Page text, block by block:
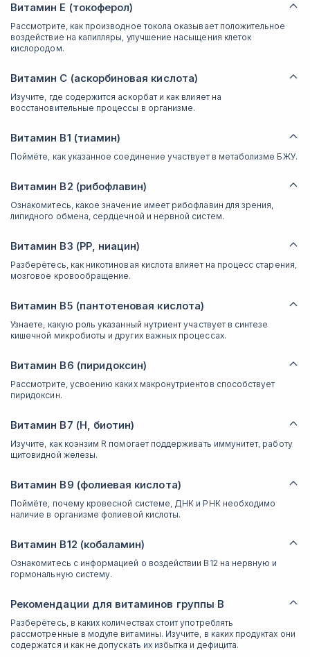
Витамин Е (токоферол)
Рассмотрите, как производное токола оказывает положительное
воздействие на капилляры, улучшение насыщения клеток
кислородом.
Витамин С (аскорбиновая кислота)
Изучите, где содержится аскорбат и как влияет на
восстановительные процессы в организме.
Витамин В1 (тиамин)
Поймёте, как указанное соединение участвует в метаболизме БЖУ.
Витамин В2 (рибофлавин)
Ознакомитесь, какое значение имеет рибофлавин для зрения,
липидного обмена, сердцечной и нервной систем.
Витамин В3 (РР, ниацин)
Разберётесь, как никотиновая кислота влияет на процесс старения,
мозговое кровообращение.
Витамин В5 (пантотеновая кислота)
Узнаете, какую роль указанный нутриент участвует в синтезе
кишечной микробиоты и других важных процессах.
Витамин В6 (пиридоксин)
Рассмотрите, усвоению каких макронутриентов способствует
пиридоксин.
Витамин В7 (Н, биотин)
Изучите, как коэнзим R помогает поддерживать иммунитет, работу
щитовидной железы.
Витамин В9 (фолиевая кислота)
Поймёте, почему кровесной системе, ДНК и РНК необходимо
наличие в организме фолиевой кислоты.
Витамин В12 (кобаламин)
Ознакомитесь с информацией о воздействии В12 на нервную и
гормональную систему.
Рекомендации для витаминов группы В
Разберётесь, в каких количествах стоит употреблять
рассмотренные в модуле витамины. Изучите, в каких продуктах они
содержатся и как не допускать их избытка и дефицита.